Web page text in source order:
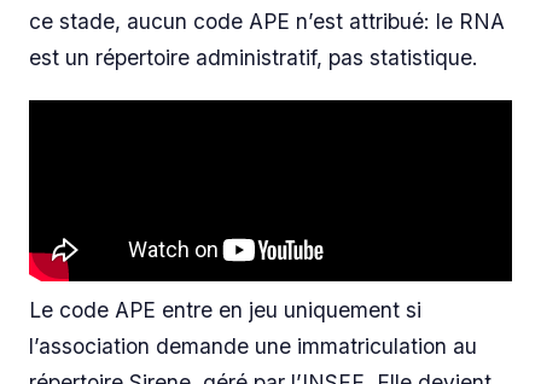
ce stade, aucun code APE n’est attribué: le RNA
est un répertoire administratif, pas statistique.
Le code APE entre en jeu uniquement si
l’association demande une immatriculation au